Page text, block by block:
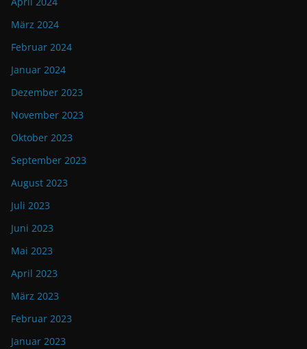
März 2024
Februar 2024
Januar 2024
Dezember 2023
November 2023
Oktober 2023
September 2023
August 2023
Juli 2023
Juni 2023
Mai 2023
April 2023
März 2023
Februar 2023
Januar 2023